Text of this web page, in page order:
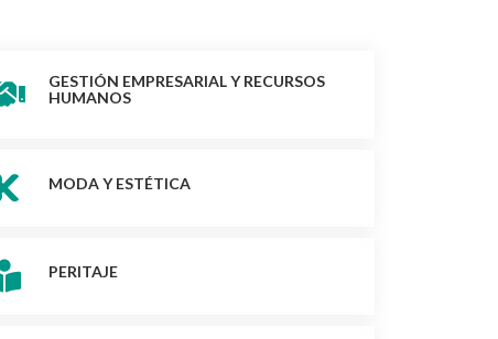
GESTIÓN EMPRESARIAL Y RECURSOS
HUMANOS
MODA Y ESTÉTICA
PERITAJE